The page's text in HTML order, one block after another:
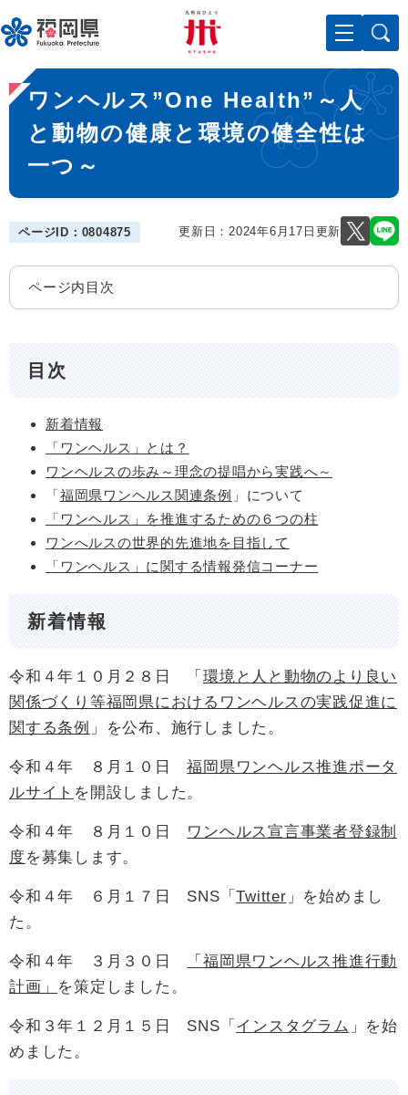
ー
ジ
先
頭
メニューを飛ばして本文へ
本
文
ワンヘルス”One Health”～人
と動物の健康と環境の健全性は
一つ～
ページID：0804875 更新日：2024年6月17日更新
ページ内目次
目次
新着情報
「ワンヘルス」とは？
ワンヘルスの歩み～理念の提唱から実践へ～
「福岡県ワンヘルス関連条例 」について
「ワンヘルス」を推進するための６つの柱
ワンへルスの世界的先進地を目指して
「ワンヘルス」に関する情報発信コーナー
新着情報
令和４年１０月２８日 「 環境と人と動物のより良い
関係づくり等福岡県におけるワンヘルスの実践促進に
関する条例
」を公布、施行しました。
令和４年 ８月１０日福岡県ワンヘルス推進ポータ
ルサイト を開設しました。
令和４年 ８月１０日 ワンヘルス宣言事業者登録制
度 を募集します。
令和４年 ６月１７日 SNS「Twitter 」を始めまし
た。
令和４年 ３月３０日
「福岡県ワンヘルス推進行動
計画」 を策定しました。
令和３年１２月１５日 SNS「 インスタグラム 」を始
めました。